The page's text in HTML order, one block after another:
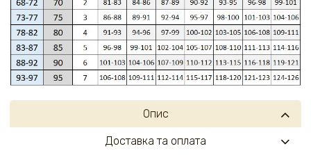
Опис
Доставка та оплата